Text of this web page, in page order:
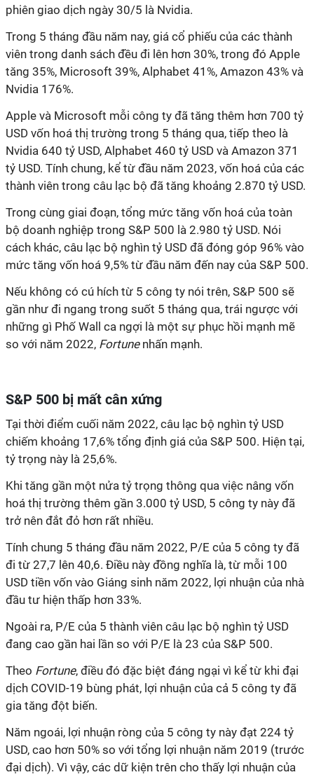
phiên giao dịch ngày 30/5 là Nvidia.
Trong 5 tháng đầu năm nay, giá cổ phiếu của các thành
viên trong danh sách đều đi lên hơn 30%, trong đó Apple
tăng 35%, Microsoft 39%, Alphabet 41%, Amazon 43% và
Nvidia 176%.
Apple và Microsoft mỗi công ty đã tăng thêm hơn 700 tỷ
USD vốn hoá thị trường trong 5 tháng qua, tiếp theo là
Nvidia 640 tỷ USD, Alphabet 460 tỷ USD và Amazon 371
tỷ USD. Tính chung, kể từ đầu năm 2023, vốn hoá của các
thành viên trong câu lạc bộ đã tăng khoảng 2.870 tỷ USD.
Trong cùng giai đoạn, tổng mức tăng vốn hoá của toàn
bộ doanh nghiệp trong S&P 500 là 2.980 tỷ USD. Nói
cách khác, câu lạc bộ nghìn tỷ USD đã đóng góp 96% vào
mức tăng vốn hoá 9,5% từ đầu năm đến nay của S&P 500.
Nếu không có cú hích từ 5 công ty nói trên, S&P 500 sẽ
gần như đi ngang trong suốt 5 tháng qua, trái ngược với
những gì Phố Wall ca ngợi là một sự phục hồi mạnh mẽ
so với năm 2022, Fortunenhấn mạnh.
S&P 500 bị mất cân xứng
Tại thời điểm cuối năm 2022, câu lạc bộ nghìn tỷ USD
chiếm khoảng 17,6% tổng định giá của S&P 500. Hiện tại,
tỷ trọng này là 25,6%.
Khi tăng gần một nửa tỷ trọng thông qua việc nâng vốn
hoá thị trường thêm gần 3.000 tỷ USD, 5 công ty này đã
trở nên đắt đỏ hơn rất nhiều.
Tính chung 5 tháng đầu năm 2022, P/E của 5 công ty đã
đi từ 27,7 lên 40,6. Điều này đồng nghĩa là, từ mỗi 100
USD tiền vốn vào Giáng sinh năm 2022, lợi nhuận của nhà
đầu tư hiện thấp hơn 33%.
Ngoài ra, P/E của 5 thành viên câu lạc bộ nghìn tỷ USD
đang cao gần hai lần so với P/E là 23 của S&P 500.
Theo Fortune, điều đó đặc biệt đáng ngại vì kể từ khi đại
dịch COVID-19 bùng phát, lợi nhuận của cả 5 công ty đã
gia tăng đột biến.
Năm ngoái, lợi nhuận ròng của 5 công ty này đạt 224 tỷ
USD, cao hơn 50% so với tổng lợi nhuận năm 2019 (trước
đại dịch). Vì vậy, các dữ kiện trên cho thấy lợi nhuận của